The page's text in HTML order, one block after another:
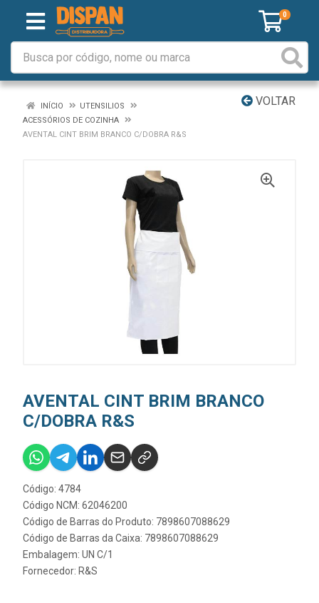
0
VOLTAR
INÍCIO
UTENSILIOS
ACESSÓRIOS DE COZINHA
AVENTAL CINT BRIM BRANCO C/DOBRA R&S
AVENTAL CINT BRIM BRANCO
C/DOBRA R&S
Código: 4784
Código NCM: 62046200
Código de Barras do Produto: 7898607088629
Código de Barras da Caixa: 7898607088629
Embalagem: UN C/1
Fornecedor: R&S